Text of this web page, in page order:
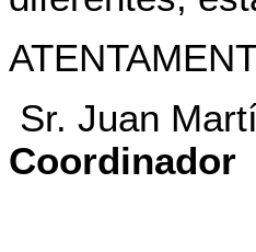
Sr. Juan
Coordinador